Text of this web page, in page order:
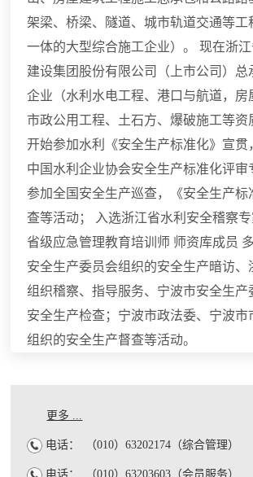
架梁、桥梁、隧道、城市轨道交通等工
一体的大型综合施工企业）。 现在浙
建设集团股份有限公司（上市公司）总
企业（水利水电工程、港口与航道，房
市政公用工程、土石方、爆破施工等资
开始参加水利《安全生产标准化》宣贯
中国水利企业协会安全生产标准化评审
参加全国安全生产巡查，《安全生产标
查等活动； 入选浙江省水利安全稽察
省级应急管理教育培训师 师资库成员
安全生产委员会组织的安全生产暗访、
组织稽察、指导服务、宁波市安全生产
安全生产检查；宁波市政法委、宁波市
组织的安全生产督查等活动。
更多 ...
电话： （010）63202174（综合管理）
电话： （010）63203603（会员服务）